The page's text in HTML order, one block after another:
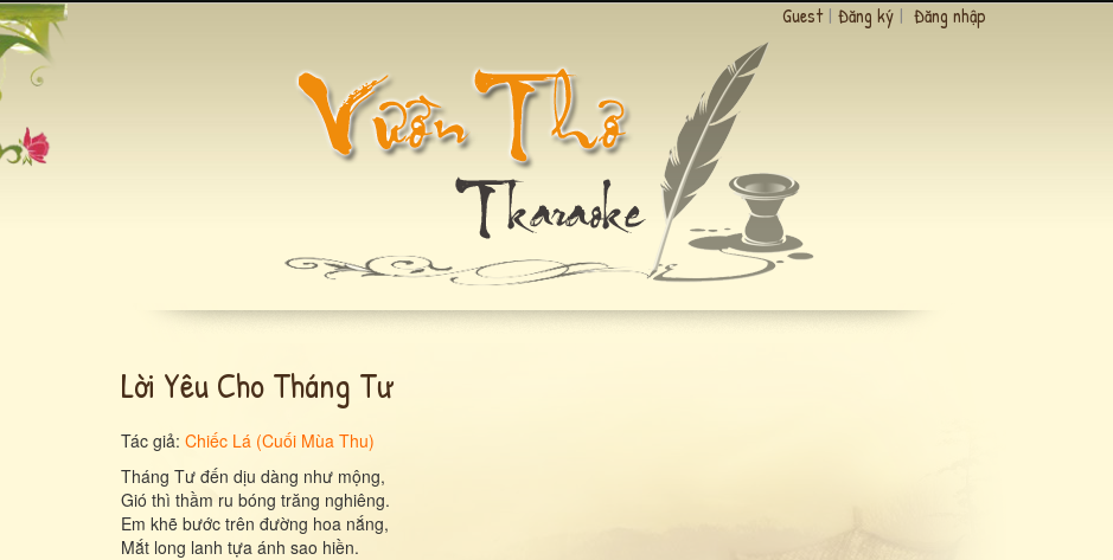
Guest | Đăng ký | Đăng nhập
Lời Yêu Cho Tháng Tư
Tác giả: Chiếc Lá (Cuối Mùa Thu)
Tháng Tư đến dịu dàng như mộng,
Gió thì thầm ru bóng trăng nghiêng.
Em khẽ bước trên đường hoa nắng,
Mắt long lanh tựa ánh sao hiền.